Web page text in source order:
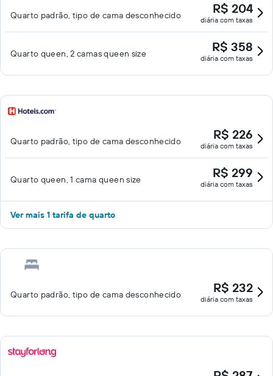
Quarto padrão, tipo de cama desconhecido R$ 204
diária com taxas
Quarto queen, 2 camas queen size R$ 358
diária com taxas
Quarto padrão, tipo de cama desconhecido R$ 226
diária com taxas
Quarto queen, 1 cama queen size R$ 299
diária com taxas
Ver mais 1 tarifa de quarto
Quarto padrão, tipo de cama desconhecido R$ 232
diária com taxas